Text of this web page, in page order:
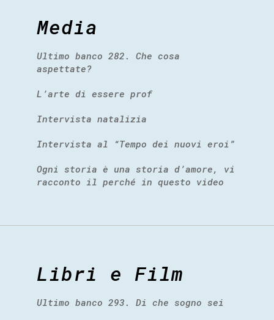
Media
Ultimo banco 282. Che cosa
aspettate?
L’arte di essere prof
Intervista natalizia
Intervista al “Tempo dei nuovi eroi”
Ogni storia è una storia d’amore, vi
racconto il perché in questo video
Libri e Film
Ultimo banco 293. Di che sogno sei